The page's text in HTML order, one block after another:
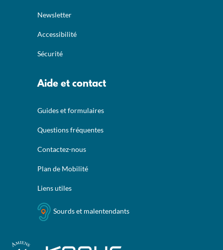
Newsletter
Accessibilité
Sécurité
Aide et contact
Guides et formulaires
Questions fréquentes
Contactez-nous
Plan de Mobilité
Liens utiles
Sourds et malentendants